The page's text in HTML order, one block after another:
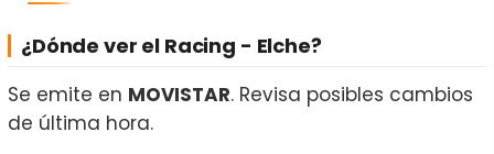
¿Dónde ver el Racing - Elche?
Se emite en MOVISTAR. Revisa posibles cambios
de última hora.